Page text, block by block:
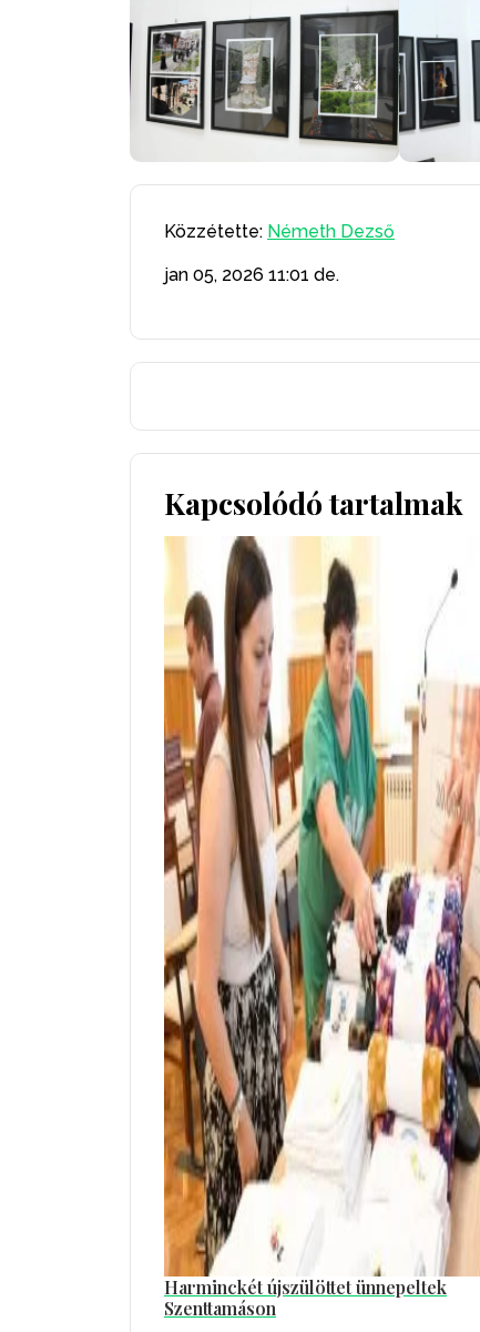
Közzétette: Németh Dezső
jan 05, 2026 11:01 de.
Kapcsolódó tartalmak
Harminckét újszülöttet ünnepeltek
Szenttamáson